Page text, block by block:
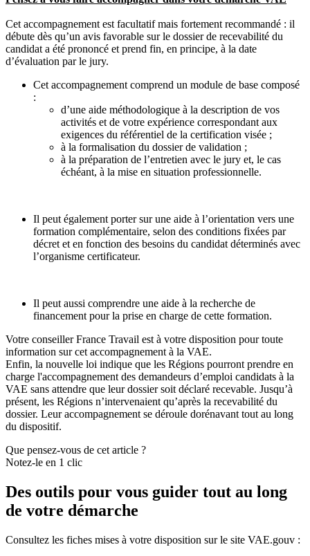
Cet accompagnement est facultatif mais fortement recommandé : il
débute dès qu’un avis favorable sur le dossier de recevabilité du
candidat a été prononcé et prend fin, en principe, à la date
d’évaluation par le jury.
Cet accompagnement comprend un module de base composé
:
d’une aide méthodologique à la description de vos
activités et de votre expérience correspondant aux
exigences du référentiel de la certification visée ;
à la formalisation du dossier de validation ;
à la préparation de l’entretien avec le jury et, le cas
échéant, à la mise en situation professionnelle.
Il peut également porter sur une aide à l’orientation vers une
formation complémentaire, selon des conditions fixées par
décret et en fonction des besoins du candidat déterminés avec
l’organisme certificateur.
Il peut aussi comprendre une aide à la recherche de
financement pour la prise en charge de cette formation.
Votre conseiller France Travail est à votre disposition pour toute
information sur cet accompagnement à la VAE.
Enfin, la nouvelle loi indique que les Régions pourront prendre en
charge l'accompagnement des demandeurs d’emploi candidats à la
VAE sans attendre que leur dossier soit déclaré recevable. Jusqu’à
présent, les Régions n’intervenaient qu’après la recevabilité du
dossier. Leur accompagnement se déroule dorénavant tout au long
du dispositif.
Que pensez-vous de cet article ?
Notez-le en 1 clic
Des outils pour vous guider tout au long
de votre démarche
Consultez les fiches mises à votre disposition sur le site VAE.gouv :